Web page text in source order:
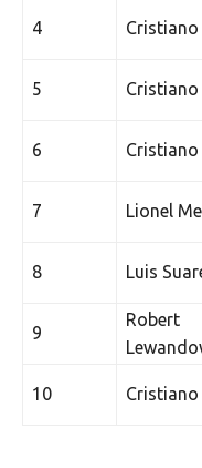
4
5
6
7 Lionel
8 Luis
9
Robert
10